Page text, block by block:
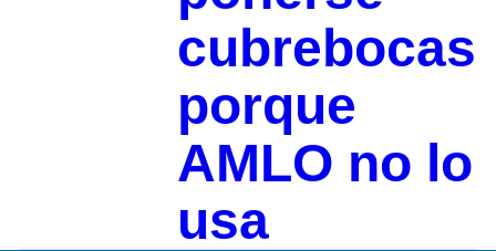
cubrebocas
porque
AMLO no lo
usa